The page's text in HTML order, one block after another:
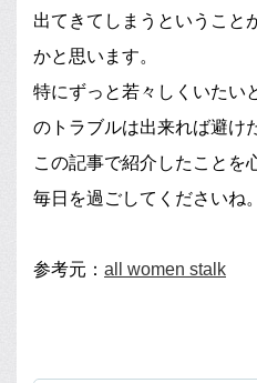
出てきてしまうということ
かと思います。
特にずっと若々しくいたい
のトラブルは出来れば避け
この記事で紹介したことを
毎日を過ごしてくださいね。
参考元： all women stalk